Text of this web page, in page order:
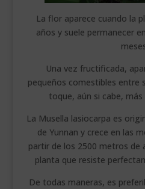
La flor aparece cuando la
años y suele permanecer
Una vez fructificada,
pequeños comestibles entre
toque, aún si cabe,
La Musella lasiocarpa es
de Yunnan y crece en las
partir de los 2500 metros de
planta que resiste
De todas maneras, es